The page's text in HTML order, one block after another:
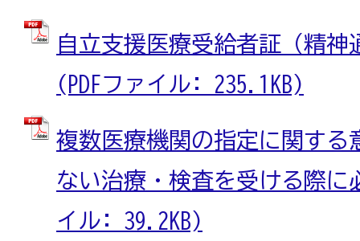
自立支援医療受給者証（精神
(PDFファイル: 235.1KB)
複数医療機関の指定に関する
ない治療・検査を受ける際に
イル: 39.2KB)